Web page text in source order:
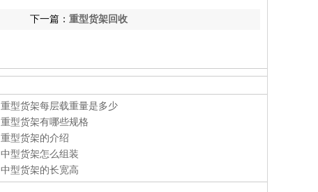
下一篇： 重型货架回收
重型货架每层载重量是多少
重型货架有哪些规格
重型货架的介绍
中型货架怎么组装
中型货架的长宽高